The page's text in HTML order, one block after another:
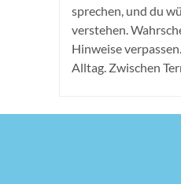
sprechen, und du
verstehen.
Hinweise
Alltag. Zwischen
geht.